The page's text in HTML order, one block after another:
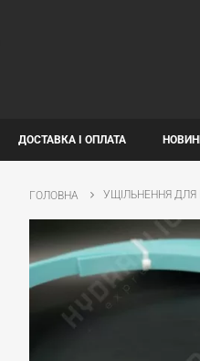
ДОСТАВКА І ОПЛАТА
ГОЛОВНА УЩІЛЬНЕННЯ ДЛЯ